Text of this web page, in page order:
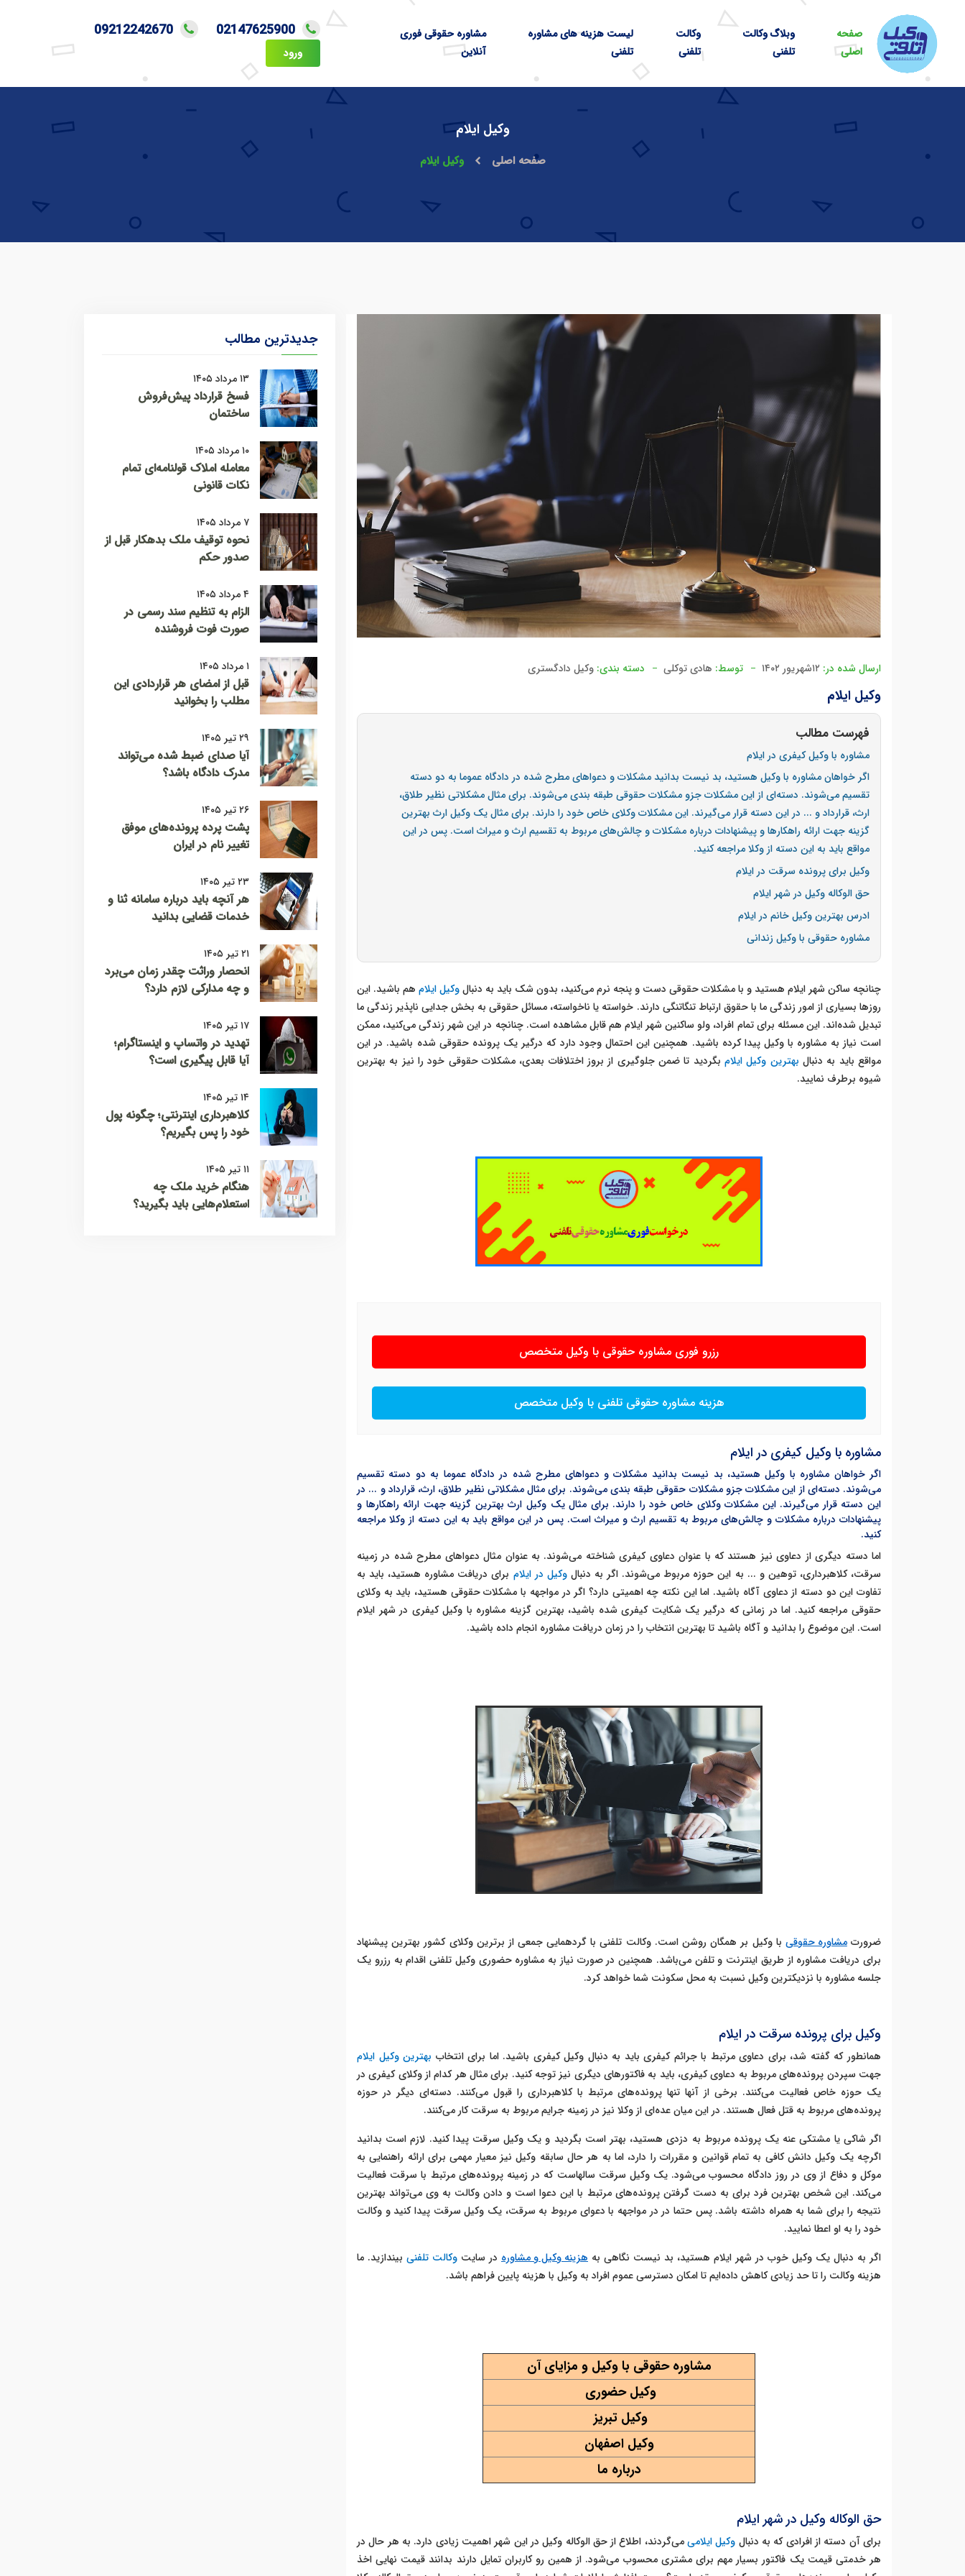
صفحه
اصلی
وبلاگ وکالت
تلفنی
وکالت
تلفنی
لیست هزینه های مشاوره
تلفنی
مشاوره حقوقی فوری
آنلاین
02147625900
09212242670
ورود
وکیل ایلام
صفحه اصلی وکیل ایلام
ارسال شده در: ۱۲شهریور ۱۴۰۲ توسط: هادی توکلی دسته بندی: وکیل دادگستری
وکیل ایلام
فهرست مطالب
مشاوره با وکیل کیفری در ایلام
اگر خواهان مشاوره با وکیل هستید، بد نیست بدانید مشکلات و دعواهای مطرح شده در دادگاه عموما به دو دسته
تقسیم می‌شوند. دسته‌ای از این مشکلات جزو مشکلات حقوقی طبقه بندی می‌شوند. برای مثال مشکلاتی نظیر طلاق،
ارث، قرارداد و ... در این دسته قرار می‌گیرند. این مشکلات وکلای خاص خود را دارند. برای مثال یک وکیل ارث بهترین
گزینه جهت ارائه راهکارها و پیشنهادات درباره مشکلات و چالش‌های مربوط به تقسیم ارث و میراث است. پس در این
مواقع باید به این دسته از وکلا مراجعه کنید.
وکیل برای پرونده سرقت در ایلام
حق الوکاله وکیل در شهر ایلام
ادرس بهترین وکیل خانم در ایلام
مشاوره حقوقی با وکیل زندانی
چنانچه ساکن شهر ایلام هستید و با مشکلات حقوقی دست و پنجه نرم می‌کنید، بدون شک باید به دنبالوکیل ایلام هم باشید. این
روزها بسیاری از امور زندگی ما با حقوق ارتباط تنگاتنگی دارند. خواسته یا ناخواسته، مسائل حقوقی به بخش جدایی ناپذیر زندگی ما
تبدیل شده‌اند. این مسئله برای تمام افراد، ولو ساکنین شهر ایلام هم قابل مشاهده است. چنانچه در این شهر زندگی می‌کنید، ممکن
است نیاز به مشاوره با وکیل پیدا کرده باشید. همچنین این احتمال وجود دارد که درگیر یک پرونده حقوقی شده باشید. در این
مواقع باید به دنبال بهترین وکیل ایلام بگردید تا ضمن جلوگیری از بروز اختلافات بعدی، مشکلات حقوقی خود را نیز به بهترین
شیوه برطرف نمایید.
رزرو فوری مشاوره حقوقی با وکیل متخصص
هزینه مشاوره حقوقی تلفنی با وکیل متخصص
مشاوره با وکیل کیفری در ایلام
اگر خواهان مشاوره با وکیل هستید، بد نیست بدانید مشکلات و دعواهای مطرح شده در دادگاه عموما به دو دسته تقسیم
می‌شوند. دسته‌ای از این مشکلات جزو مشکلات حقوقی طبقه بندی می‌شوند. برای مثال مشکلاتی نظیر طلاق، ارث، قرارداد و ... در
این دسته قرار می‌گیرند. این مشکلات وکلای خاص خود را دارند. برای مثال یک وکیل ارث بهترین گزینه جهت ارائه راهکارها و
پیشنهادات درباره مشکلات و چالش‌های مربوط به تقسیم ارث و میراث است. پس در این مواقع باید به این دسته از وکلا مراجعه
کنید.
اما دسته دیگری از دعاوی نیز هستند که با عنوان دعاوی کیفری شناخته می‌شوند. به عنوان مثال دعواهای مطرح شده در زمینه
سرقت، کلاهبرداری، توهین و ... به این حوزه مربوط می‌شوند. اگر به دنبالوکیل در ایلام برای دریافت مشاوره هستید، باید به
تفاوت این دو دسته از دعاوی آگاه باشید. اما این نکته چه اهمیتی دارد؟ اگر در مواجهه با مشکلات حقوقی هستید، باید به وکلای
حقوقی مراجعه کنید. اما در زمانی که درگیر یک شکایت کیفری شده باشید، بهترین گزینه مشاوره با وکیل کیفری در شهر ایلام
است. این موضوع را بدانید و آگاه باشید تا بهترین انتخاب را در زمان دریافت مشاوره انجام داده باشید.
ضرورتمشاوره حقوقی با وکیل بر همگان روشن است. وکالت تلفنی با گردهمایی جمعی از برترین وکلای کشور بهترین پیشنهاد
برای دریافت مشاوره از طریق اینترنت و تلفن می‌باشد. همچنین در صورت نیاز به مشاوره حضوری وکیل تلفنی اقدام به رزرو یک
جلسه مشاوره با نزدیکترین وکیل نسبت به محل سکونت شما خواهد کرد.
وکیل برای پرونده سرقت در ایلام
همانطور که گفته شد، برای دعاوی مرتبط با جرائم کیفری باید به دنبال وکیل کیفری باشید. اما برای انتخاب بهترین وکیل ایلام
جهت سپردن پرونده‌های مربوط به دعاوی کیفری، باید به فاکتورهای دیگری نیز توجه کنید. برای مثال هر کدام از وکلای کیفری در
یک حوزه خاص فعالیت می‌کنند. برخی از آنها تنها پرونده‌های مرتبط با کلاهبرداری را قبول می‌کنند. دسته‌ای دیگر در حوزه
پرونده‌های مربوط به قتل فعال هستند. در این میان عده‌ای از وکلا نیز در زمینه جرایم مربوط به سرقت کار می‌کنند.
اگر شاکی یا مشتکی عنه یک پرونده مربوط به دزدی هستید، بهتر است بگردید و یک وکیل سرقت پیدا کنید. لازم است بدانید
اگرچه یک وکیل دانش کافی به تمام قوانین و مقررات را دارد، اما به هر حال سابقه وکیل نیز معیار مهمی برای ارائه راهنمایی به
موکل و دفاع از وی در روز دادگاه محسوب می‌شود. یک وکیل سرقت سالهاست که در زمینه پرونده‌های مرتبط با سرقت فعالیت
می‌کند. این شخص بهترین فرد برای به دست گرفتن پرونده‌های مرتبط با این دعوا است و دادن وکالت به وی می‌تواند بهترین
نتیجه را برای شما به همراه داشته باشد. پس حتما در در مواجهه با دعوای مربوط به سرقت، یک وکیل سرقت پیدا کنید و وکالت
خود را به او اعطا نمایید.
اگر به دنبال یک وکیل خوب در شهر ایلام هستید، بد نیست نگاهی به هزینه وکیل و مشاوره در سایت وکالت تلفنی بیندازید. ما
هزینه وکالت را تا حد زیادی کاهش داده‌ایم تا امکان دسترسی عموم افراد به وکیل با هزینه پایین فراهم باشد.
مشاوره حقوقی با وکیل و مزایای آن
وکیل حضوری
وکیل تبریز
وکیل اصفهان
درباره ما
حق الوکاله وکیل در شهر ایلام
برای آن دسته از افرادی که به دنبال وکیل ایلامیمی‌گردند، اطلاع از حق الوکاله وکیل در این شهر اهمیت زیادی دارد. به هر حال در
هر خدمتی قیمت یک فاکتور بسیار مهم برای مشتری محسوب می‌شود. از همین رو کاربران تمایل دارند بدانند قیمت نهایی اخذ
جدیدترین مطالب
۱۳ مرداد ۱۴۰۵
فسخ قرارداد پیش‌فروش
ساختمان
۱۰ مرداد ۱۴۰۵
معامله املاک قولنامه‌ای تمام
نکات قانونی
۷ مرداد ۱۴۰۵
نحوه توقیف ملک بدهکار قبل از
صدور حکم
۴ مرداد ۱۴۰۵
الزام به تنظیم سند رسمی در
صورت فوت فروشنده
۱ مرداد ۱۴۰۵
قبل از امضای هر قراردادی این
مطلب را بخوانید
۲۹ تیر ۱۴۰۵
آیا صدای ضبط شده می‌تواند
مدرک دادگاه باشد؟
۲۶ تیر ۱۴۰۵
پشت پرده پرونده‌های موفق
تغییر نام در ایران
۲۳ تیر ۱۴۰۵
هر آنچه باید درباره سامانه ثنا و
خدمات قضایی بدانید
۲۱ تیر ۱۴۰۵
انحصار وراثت چقدر زمان می‌برد
و چه مدارکی لازم دارد؟
۱۷ تیر ۱۴۰۵
تهدید در واتساپ و اینستاگرام؛
آیا قابل پیگیری است؟
۱۴ تیر ۱۴۰۵
کلاهبرداری اینترنتی؛ چگونه پول
خود را پس بگیریم؟
۱۱ تیر ۱۴۰۵
هنگام خرید ملک چه
استعلام‌هایی باید بگیرید؟